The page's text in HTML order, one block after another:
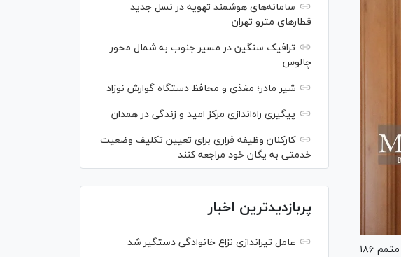
شهردار تهران گفت: بودجه سال ۱۴۰۳ نسبت به سال ۱۴۰۲ به میزان ۹۹ درصد رشد یافت و با این میزان رشد، متمم ۱۸۶
سامانه‌های هوشمند تهویه در نسل جدید
قطار‌های مترو تهران
ترافیک سنگین در مسیر جنوب به شمال محور
چالوس
شیر مادر؛ مغذی و محافظ دستگاه گوارش نوزاد
پیگیری راه‌اندازی مرکز امید و زندگی در همدان
کارکنان وظیفه فراری برای تعیین تکلیف وضعیت
خدمتی به یگان خود مراجعه کنند
پربازدیدترین اخبار
عامل تیراندازی نزاع خانوادگی دستگیر شد